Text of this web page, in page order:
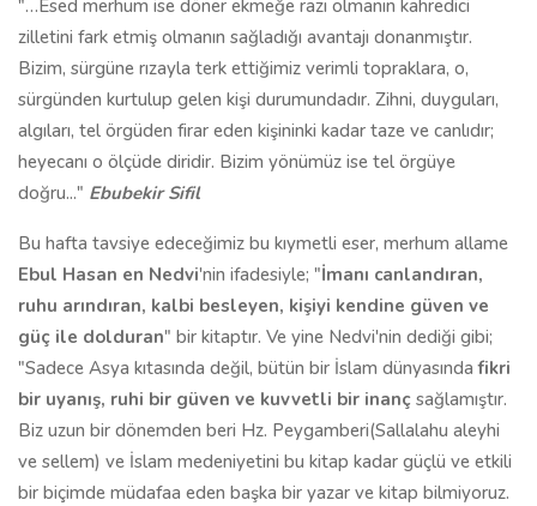
"…Esed merhum ise döner ekmeğe razı olmanın kahredici
zilletini fark etmiş olmanın sağladığı avantajı donanmıştır.
Bizim, sürgüne rızayla terk ettiğimiz verimli topraklara, o,
sürgünden kurtulup gelen kişi durumundadır. Zihni, duyguları,
algıları, tel örgüden firar eden kişininki kadar taze ve canlıdır;
heyecanı o ölçüde diridir. Bizim yönümüz ise tel örgüye
doğru..." Ebubekir Sifil
Bu hafta tavsiye edeceğimiz bu kıymetli eser, merhum allame
Ebul Hasan en Nedvi'nin ifadesiyle; "İmanı canlandıran,
ruhu arındıran, kalbi besleyen, kişiyi kendine güven ve
güç ile dolduran" bir kitaptır. Ve yine Nedvi'nin dediği gibi;
"Sadece Asya kıtasında değil, bütün bir İslam dünyasındafikri
bir uyanış, ruhi bir güven ve kuvvetli bir inanç sağlamıştır.
Biz uzun bir dönemden beri Hz. Peygamberi(Sallalahu aleyhi
ve sellem) ve İslam medeniyetini bu kitap kadar güçlü ve etkili
bir biçimde müdafaa eden başka bir yazar ve kitap bilmiyoruz.